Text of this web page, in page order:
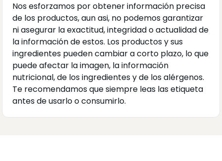
Nos esforzamos por obtener información precisa
de los productos, aun asi, no podemos garantizar
ni asegurar la exactitud, integridad o actualidad de
la información de estos. Los productos y sus
ingredientes pueden cambiar a corto plazo, lo que
puede afectar la imagen, la información
nutricional, de los ingredientes y de los alérgenos.
Te recomendamos que siempre leas las etiqueta
antes de usarlo o consumirlo.